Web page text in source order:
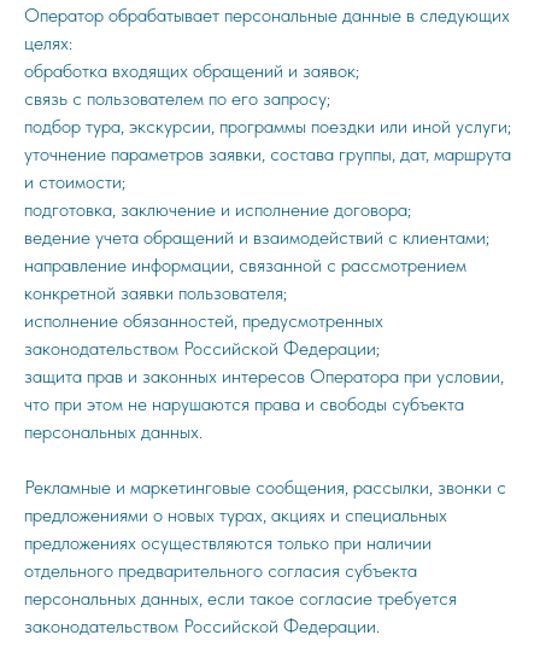
Оператор обрабатывает персональные данные в следующих
целях:
обработка входящих обращений и заявок;
связь с пользователем по его запросу;
подбор тура, экскурсии, программы поездки или иной услуги;
уточнение параметров заявки, состава группы, дат, маршрута
и стоимости;
подготовка, заключение и исполнение договора;
ведение учета обращений и взаимодействий с клиентами;
направление информации, связанной с рассмотрением
конкретной заявки пользователя;
исполнение обязанностей, предусмотренных
законодательством Российской Федерации;
защита прав и законных интересов Оператора при условии,
что при этом не нарушаются права и свободы субъекта
персональных данных.
Рекламные и маркетинговые сообщения, рассылки, звонки с
предложениями о новых турах, акциях и специальных
предложениях осуществляются только при наличии
отдельного предварительного согласия субъекта
персональных данных, если такое согласие требуется
законодательством Российской Федерации.